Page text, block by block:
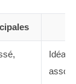
Idéal